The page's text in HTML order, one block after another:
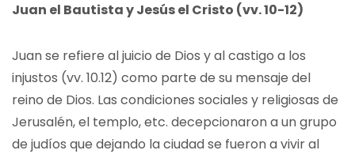
Juan el Bautista y Jesús el Cristo (vv. 10-12)
Juan se refiere al juicio de Dios y al castigo a los
injustos (vv. 10.12) como parte de su mensaje del
reino de Dios. Las condiciones sociales y religiosas de
Jerusalén, el templo, etc. decepcionaron a un grupo
de judíos que dejando la ciudad se fueron a vivir al